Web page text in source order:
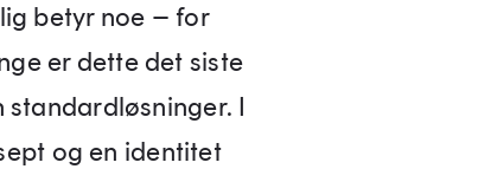
betyr noe – for
er dette det siste
standardløsninger. I
og en identitet